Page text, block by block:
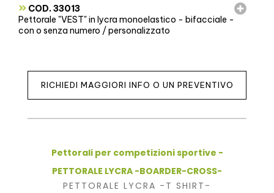
» COD. 33013
Pettorale "VEST" in lycra monoelastico - bifacciale -
con o senza numero / personalizzato
RICHIEDI MAGGIORI INFO O UN PREVENTIVO
Pettorali per competizioni sportive -
PETTORALE LYCRA -BOARDER-CROSS-
PETTORALE LYCRA -T SHIRT-